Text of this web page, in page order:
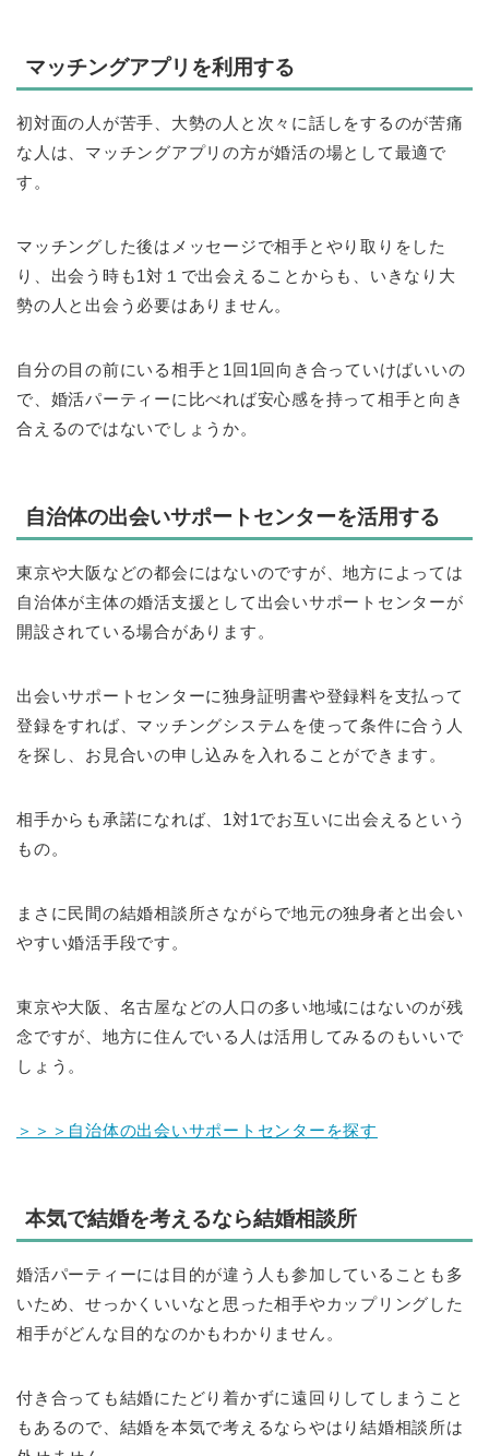
マッチングアプリを利用する
初対面の人が苦手、大勢の人と次々に話しをするのが苦痛
な人は、マッチングアプリの方が婚活の場として最適で
す。
マッチングした後はメッセージで相手とやり取りをした
り、出会う時も1対１で出会えることからも、いきなり大
勢の人と出会う必要はありません。
自分の目の前にいる相手と1回1回向き合っていけばいいの
で、婚活パーティーに比べれば安心感を持って相手と向き
合えるのではないでしょうか。
自治体の出会いサポートセンターを活用する
東京や大阪などの都会にはないのですが、地方によっては
自治体が主体の婚活支援として出会いサポートセンターが
開設されている場合があります。
出会いサポートセンターに独身証明書や登録料を支払って
登録をすれば、マッチングシステムを使って条件に合う人
を探し、お見合いの申し込みを入れることができます。
相手からも承諾になれば、1対1でお互いに出会えるという
もの。
まさに民間の結婚相談所さながらで地元の独身者と出会い
やすい婚活手段です。
東京や大阪、名古屋などの人口の多い地域にはないのが残
念ですが、地方に住んでいる人は活用してみるのもいいで
しょう。
＞＞＞自治体の出会いサポートセンターを探す
本気で結婚を考えるなら結婚相談所
婚活パーティーには目的が違う人も参加していることも多
いため、せっかくいいなと思った相手やカップリングした
相手がどんな目的なのかもわかりません。
付き合っても結婚にたどり着かずに遠回りしてしまうこと
もあるので、結婚を本気で考えるならやはり結婚相談所は